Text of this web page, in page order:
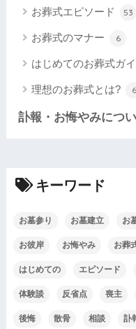
お葬式エピソード 53
お葬式のマナー 6
はじめてのお葬式ガ
理想のお葬式とは? 6
訃報・お悔やみにつ
キーワード
お墓参り お墓建立 お
お彼岸 お悔やみ お葬
はじめての エピソード
体験談 反省点 喪主
後悔 散骨 相談 訃